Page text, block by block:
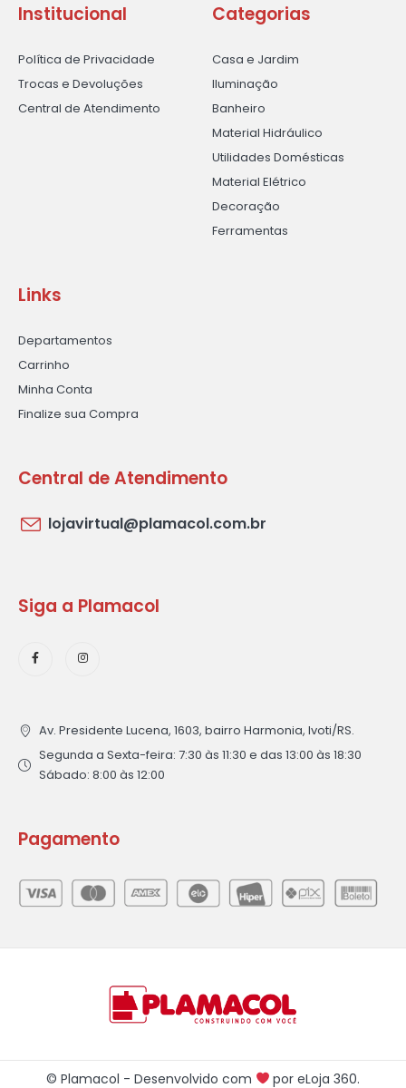
Institucional
Política de Privacidade
Trocas e Devoluções
Central de Atendimento
Categorias
Casa e Jardim
Iluminação
Banheiro
Material Hidráulico
Utilidades Domésticas
Material Elétrico
Decoração
Ferramentas
Links
Departamentos
Carrinho
Minha Conta
Finalize sua Compra
Central de Atendimento
lojavirtual@plamacol.com.br
Siga a Plamacol
Av. Presidente Lucena, 1603, bairro Harmonia, Ivoti/RS.
Segunda a Sexta-feira: 7:30 às 11:30 e das 13:00 às 18:30
Sábado: 8:00 às 12:00
Pagamento
© Plamacol - Desenvolvido com poreLoja 360.